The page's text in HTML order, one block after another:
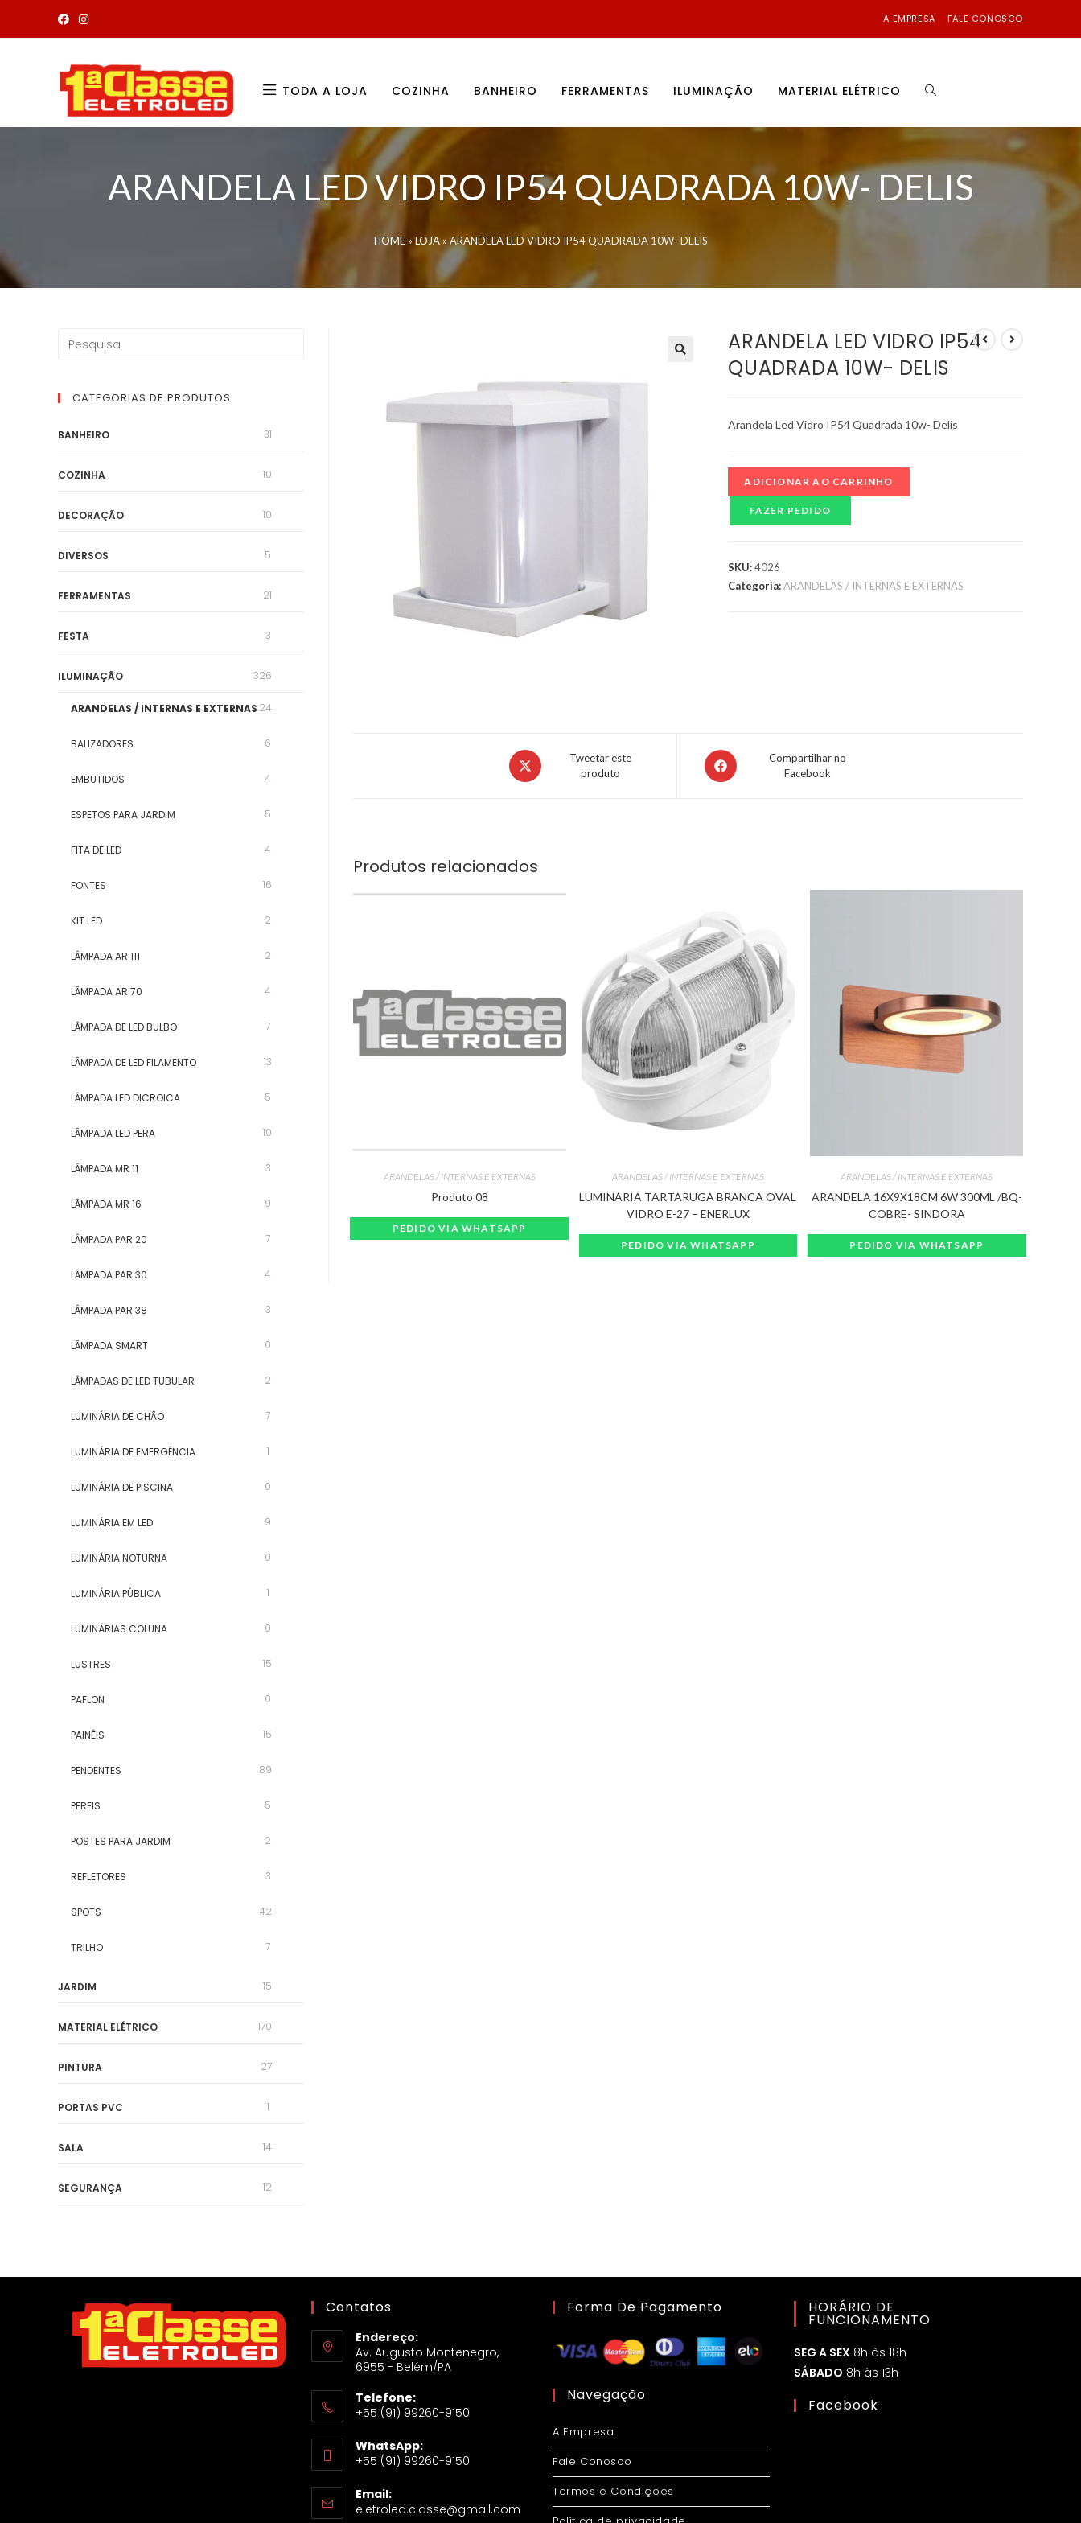
A EMPRESA FALE CONOSCO
TODA A LOJA COZINHA BANHEIRO FERRAMENTAS ILUMINAÇÃO MATERIAL ELÉTRICO
ARANDELA LED VIDRO IP54 QUADRADA 10W- DELIS
HOME» LOJA»ARANDELA LED VIDRO IP54 QUADRADA 10W- DELIS
ARANDELA LED VIDRO IP54
QUADRADA 10W- DELIS
Arandela Led Vidro IP54 Quadrada 10w- Delis
ADICIONAR AO CARRINHO
FAZER PEDIDO
SKU:4026
Categoria:ARANDELAS / INTERNAS E EXTERNAS
Tweetar este
produto
Compartilhar no
Facebook
Produtos relacionados
ARANDELAS / INTERNAS E EXTERNAS
Produto 08
PEDIDO VIA WHATSAPP
ARANDELAS / INTERNAS E EXTERNAS
LUMINÁRIA TARTARUGA BRANCA OVAL
VIDRO E-27 – ENERLUX
PEDIDO VIA WHATSAPP
ARANDELAS / INTERNAS E EXTERNAS
ARANDELA 16X9X18CM 6W 300ML /BQ-
COBRE- SINDORA
PEDIDO VIA WHATSAPP
CATEGORIAS DE PRODUTOS
BANHEIRO 31
COZINHA 10
DECORAÇÃO 10
DIVERSOS 5
FERRAMENTAS 21
FESTA 3
ILUMINAÇÃO 326
ARANDELAS / INTERNAS E EXTERNAS 24
BALIZADORES 6
EMBUTIDOS 4
ESPETOS PARA JARDIM 5
FITA DE LED 4
FONTES 16
KIT LED 2
LÂMPADA AR 111 2
LÂMPADA AR 70 4
LÂMPADA DE LED BULBO 7
LÂMPADA DE LED FILAMENTO 13
LÂMPADA LED DICROICA 5
LÂMPADA LED PERA 10
LÂMPADA MR 11 3
LÂMPADA MR 16 9
LÂMPADA PAR 20 7
LÂMPADA PAR 30 4
LÂMPADA PAR 38 3
LÂMPADA SMART 0
LÂMPADAS DE LED TUBULAR 2
LUMINÁRIA DE CHÃO 7
LUMINÁRIA DE EMERGÊNCIA 1
LUMINÁRIA DE PISCINA 0
LUMINÁRIA EM LED 9
LUMINÁRIA NOTURNA 0
LUMINÁRIA PÚBLICA 1
LUMINÁRIAS COLUNA 0
LUSTRES 15
PAFLON 0
PAINÉIS 15
PENDENTES 89
PERFIS 5
POSTES PARA JARDIM 2
REFLETORES 3
SPOTS 42
TRILHO 7
JARDIM 15
MATERIAL ELÉTRICO 170
PINTURA 27
PORTAS PVC 1
SALA 14
SEGURANÇA 12
Contatos
Endereço:
Av. Augusto Montenegro,
6955 - Belém/PA
Telefone:
+55 (91) 99260-9150
WhatsApp:
+55 (91) 99260-9150
Email:
eletroled.classe@gmail.com
Forma De Pagamento
Navegação
A Empresa
Fale Conosco
Termos e Condições
HORÁRIO DE
FUNCIONAMENTO
SEG A SEX 8h às 18h
SÁBADO 8h às 13h
Facebook